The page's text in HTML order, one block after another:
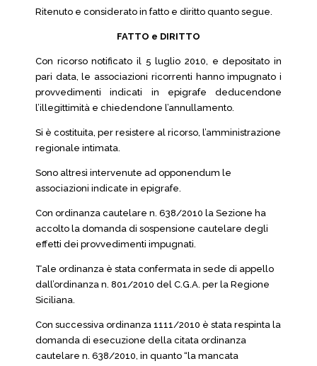
Ritenuto e considerato in fatto e diritto quanto segue.
FATTO e DIRITTO
Con ricorso notificato il 5 luglio 2010, e depositato in
pari data, le associazioni ricorrenti hanno impugnato i
provvedimenti indicati in epigrafe deducendone
l’illegittimità e chiedendone l’annullamento.
Si è costituita, per resistere al ricorso, l’amministrazione
regionale intimata.
Sono altresì intervenute ad opponendum le
associazioni indicate in epigrafe.
Con ordinanza cautelare n. 638/2010 la Sezione ha
accolto la domanda di sospensione cautelare degli
effetti dei provvedimenti impugnati.
Tale ordinanza è stata confermata in sede di appello
dall’ordinanza n. 801/2010 del C.G.A. per la Regione
Siciliana.
Con successiva ordinanza 1111/2010 è stata respinta la
domanda di esecuzione della citata ordinanza
cautelare n. 638/2010, in quanto “la mancata